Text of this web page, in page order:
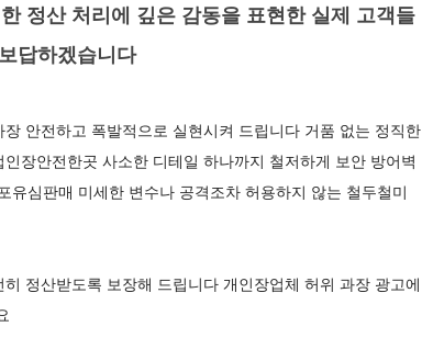
정산 처리에 깊은 감동을 표현한 실제 고객들
답하겠습니다
안전하고 폭발적으로 실현시켜 드립니다 거품 없는 정직한
장안전한곳 사소한 디테일 하나까지 철저하게 보안 방어벽
심판매 미세한 변수나 공격조차 허용하지 않는 철두철미
정산받도록 보장해 드립니다 개인장업체 허위 과장 광고에